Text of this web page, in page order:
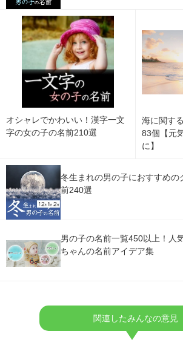
オシャレでかわいい！漢字一文
字の女の子の名前210選
海に関す
83個【元
に】
冬生まれの男の子におすすめの
前240選
男の子の名前一覧450以上！人
ちゃんの名前アイデア集
関連したみんなの意見